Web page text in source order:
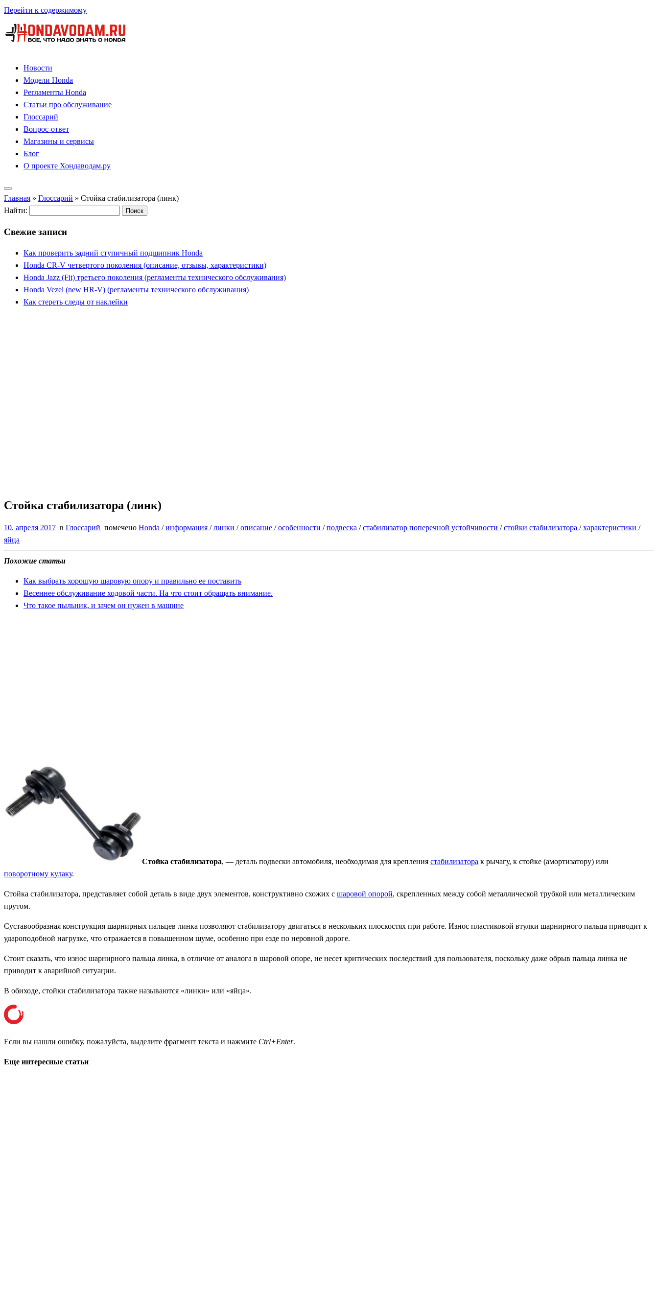
Перейти к содержимому
Новости
Модели Honda
Регламенты Honda
Статьи про обслуживание
Глоссарий
Вопрос-ответ
Магазины и сервисы
Блог
О проекте Хондаводам.ру
Главная » Глоссарий » Стойка стабилизатора (линк)
Найти:
Свежие записи
Как проверить задний ступичный подшипник Honda
Honda CR-V четвертого поколения (описание, отзывы, характеристики)
Honda Jazz (Fit) третьего поколения (регламенты технического обслуживания)
Honda Vezel (new HR-V) (регламенты технического обслуживания)
Как стереть следы от наклейки
Стойка стабилизатора (линк)
10. апреля 2017 в Глоссарий помечено Honda /информация /линки /описание /особенности /подвеска /стабилизатор поперечной устойчивости /стойки стабилизатора /характеристики /
яйца
Похожие статьи
Как выбрать хорошую шаровую опору и правильно ее поставить
Весеннее обслуживание ходовой части. На что стоит обращать внимание.
Что такое пыльник, и зачем он нужен в машине
Стойка стабилизатора, — деталь подвески автомобиля, необходимая для крепления стабилизатора к рычагу, к стойке (амортизатору) или
поворотному кулаку.
Стойка стабилизатора, представляет собой деталь в виде двух элементов, конструктивно схожих с шаровой опорой, скрепленных между собой металлической трубкой или металлическим
прутом.
Суставообразная конструкция шарнирных пальцев линка позволяют стабилизатору двигаться в нескольких плоскостях при работе. Износ пластиковой втулки шарнирного пальца приводит к
удароподобной нагрузке, что отражается в повышенном шуме, особенно при езде по неровной дороге.
Стоит сказать, что износ шарнирного пальца линка, в отличие от аналога в шаровой опоре, не несет критических последствий для пользователя, поскольку даже обрыв пальца линка не
приводит к аварийной ситуации.
В обиходе, стойки стабилизатора также называются «линки» или «яйца».
Если вы нашли ошибку, пожалуйста, выделите фрагмент текста и нажмите Ctrl+Enter.
Еще интересные статьи